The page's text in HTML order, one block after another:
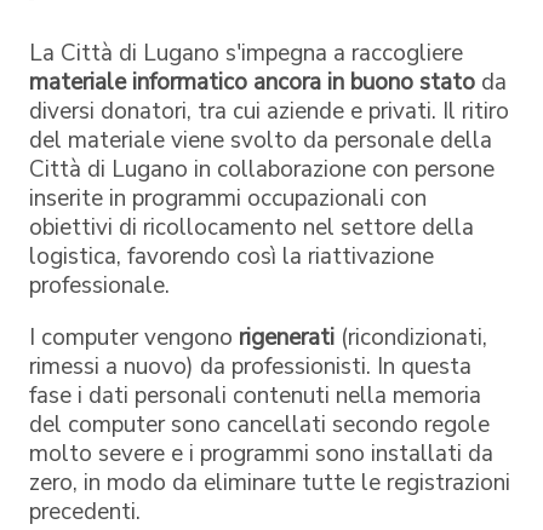
La Città di Lugano s'impegna a raccogliere
materiale informatico ancora in buono stato da
diversi donatori, tra cui aziende e privati. Il ritiro
del materiale viene svolto da personale della
Città di Lugano in collaborazione con persone
inserite in programmi occupazionali con
obiettivi di ricollocamento nel settore della
logistica, favorendo così la riattivazione
professionale.
I computer vengono rigenerati (ricondizionati,
rimessi a nuovo) da professionisti. In questa
fase i dati personali contenuti nella memoria
del computer sono cancellati secondo regole
molto severe e i programmi sono installati da
zero, in modo da eliminare tutte le registrazioni
precedenti.